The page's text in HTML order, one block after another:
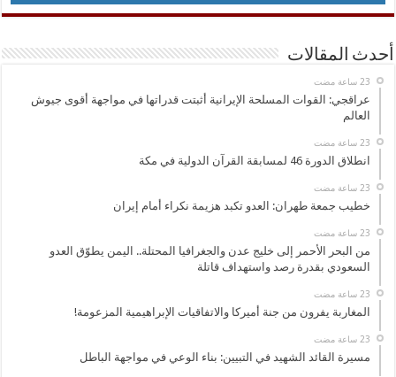
أحدث المقالات
عراقجي: القوات المسلحة الإيرانية أثبتت قدراتها في مواجهة أقوى جيوش
العالم
انطلاق الدورة 46 لمسابقة القرآن الدولية في مكة
خطيب جمعة طهران: العدو تكبد هزيمة نكراء أمام إيران
من البحر الأحمر إلى خليج عدن والجغرافيا المحتلة.. اليمن يطوّق العدو
السعودي بقدرة رصد واستهداف قاتلة
المغاربة يفرون من جنة أميركا والاتفاقيات الإبراهيمية المزعومة!
مسيرة القائد الشهيد في التبيين: بناء الوعي في مواجهة الباطل